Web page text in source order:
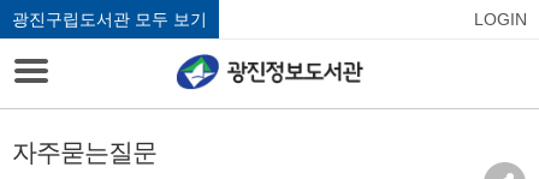
광진구립도서관 모두 보기 LOGIN
자주묻는질문